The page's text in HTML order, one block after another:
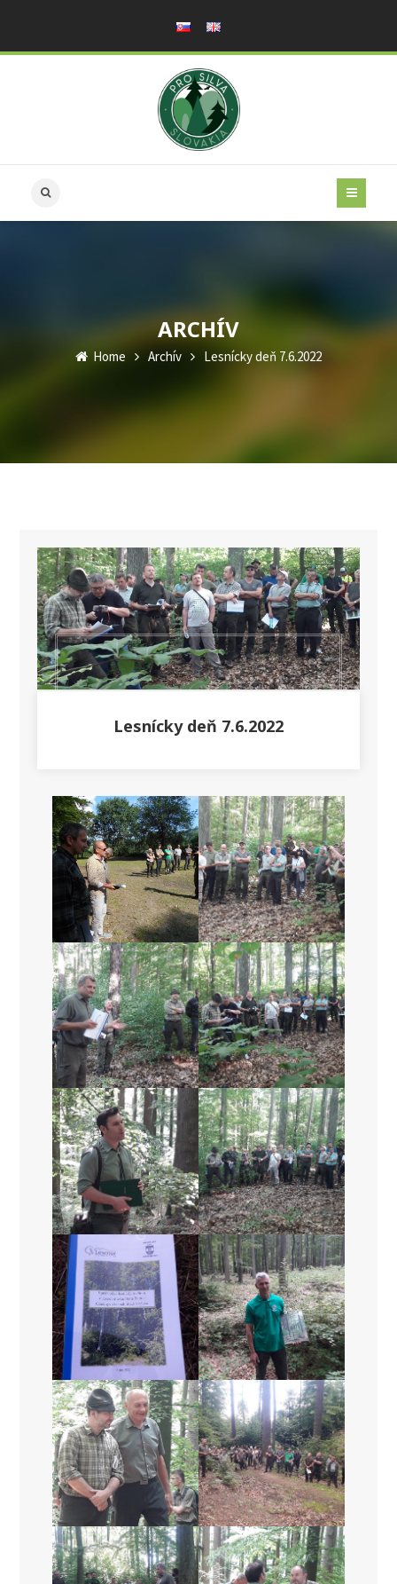
ARCHÍV
Home Archív Lesnícky deň 7.6.2022
Lesnícky deň 7.6.2022